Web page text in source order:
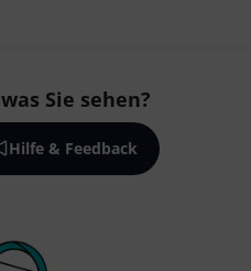
Sie sehen?
Hilfe & Feedback